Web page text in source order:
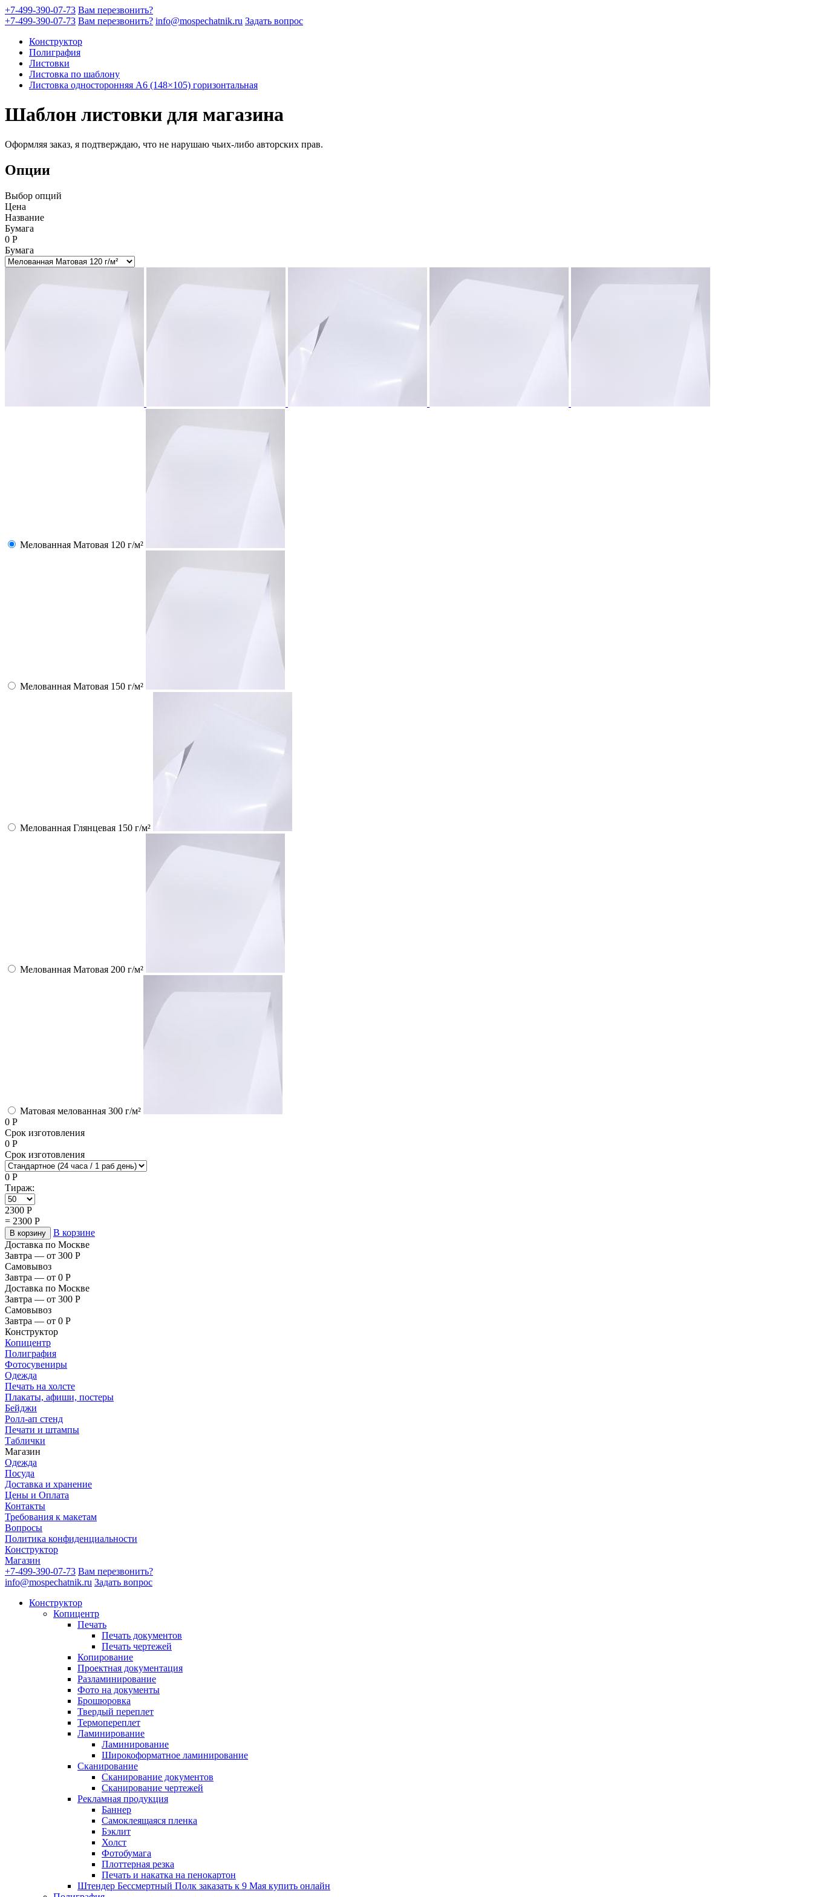
+7-499-390-07-73 Вам перезвонить?
+7-499-390-07-73 Вам перезвонить? info@mospechatnik.ru Задать вопрос
Конструктор
Полиграфия
Листовки
Листовка по шаблону
Листовка односторонняя A6 (148×105) горизонтальная
Шаблон листовки для магазина
Оформляя заказ, я подтверждаю, что не нарушаю чьих-либо авторских прав.
Опции
Выбор опций
Цена
Название
Бумага
0 Р
Бумага
Мелованная Матовая 120 г/м²
Мелованная Матовая 150 г/м²
Мелованная Глянцевая 150 г/м²
Мелованная Матовая 200 г/м²
Матовая мелованная 300 г/м²
0 Р
Срок изготовления
0 Р
Срок изготовления
0 Р
Тираж:
2300 Р
= 2300 Р
В корзину
В корзине
Доставка по Москве
Завтра — от 300 Р
Самовывоз
Завтра — от 0 Р
Доставка по Москве
Завтра — от 300 Р
Самовывоз
Завтра — от 0 Р
Конструктор
Копицентр
Полиграфия
Фотосувениры
Одежда
Печать на холсте
Плакаты, афиши, постеры
Бейджи
Ролл-ап стенд
Печати и штампы
Таблички
Магазин
Одежда
Посуда
Доставка и хранение
Цены и Оплата
Контакты
Требования к макетам
Вопросы
Политика конфиденциальности
Конструктор
Магазин
+7-499-390-07-73 Вам перезвонить?
info@mospechatnik.ru Задать вопрос
Конструктор
Копицентр
Печать
Печать документов
Печать чертежей
Копирование
Проектная документация
Разламинирование
Фото на документы
Брошюровка
Твердый переплет
Термопереплет
Ламинирование
Ламинирование
Широкоформатное ламинирование
Сканирование
Сканирование документов
Сканирование чертежей
Рекламная продукция
Баннер
Самоклеящаяся пленка
Бэклит
Холст
Фотобумага
Плоттерная резка
Печать и накатка на пенокартон
Штендер Бессмертный Полк заказать к 9 Мая купить онлайн